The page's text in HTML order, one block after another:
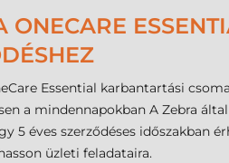
ONECARE
Essential karbantartási
a mindennapokban A Zebra
5 éves szerződéses időszakban
üzleti feladataira.